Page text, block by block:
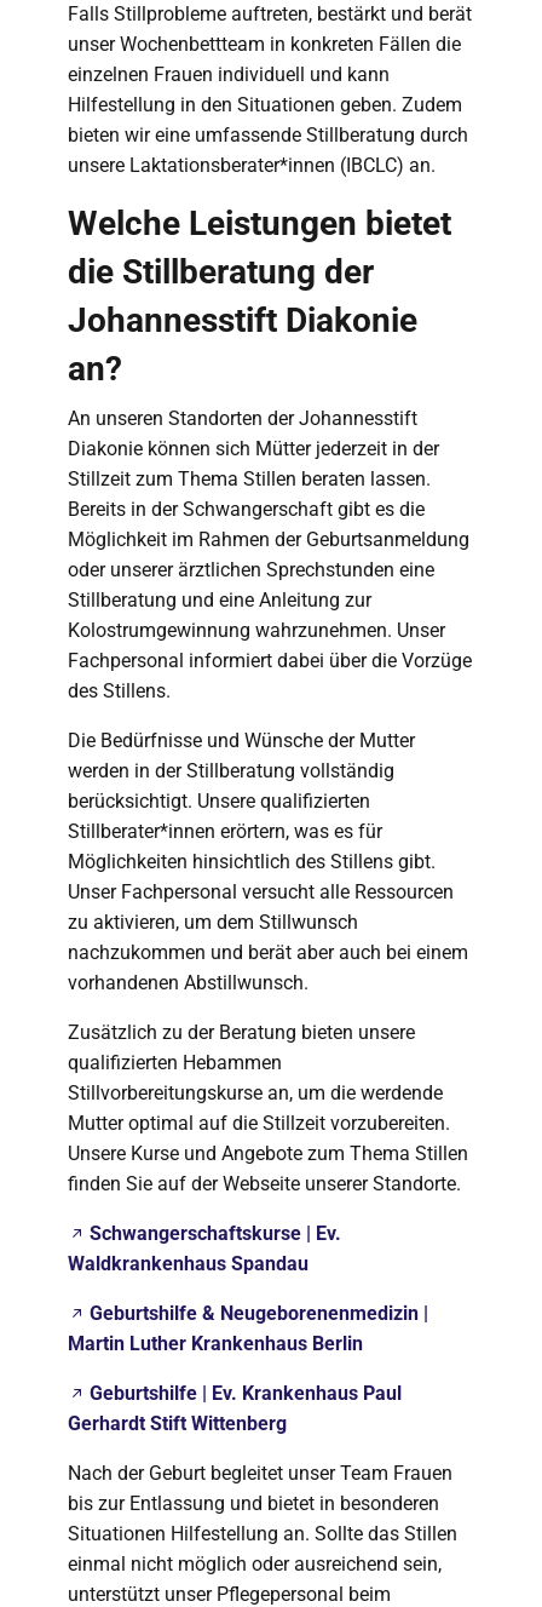
Falls Stillprobleme auftreten, bestärkt und berät
unser Wochenbettteam in konkreten Fällen die
einzelnen Frauen individuell und kann
Hilfestellung in den Situationen geben. Zudem
bieten wir eine umfassende Stillberatung durch
unsere Laktationsberater*innen (IBCLC) an.
Welche Leistungen bietet
die Stillberatung der
Johannesstift Diakonie
an?
An unseren Standorten der Johannesstift
Diakonie können sich Mütter jederzeit in der
Stillzeit zum Thema Stillen beraten lassen.
Bereits in der Schwangerschaft gibt es die
Möglichkeit im Rahmen der Geburtsanmeldung
oder unserer ärztlichen Sprechstunden eine
Stillberatung und eine Anleitung zur
Kolostrumgewinnung wahrzunehmen. Unser
Fachpersonal informiert dabei über die Vorzüge
des Stillens.
Die Bedürfnisse und Wünsche der Mutter
werden in der Stillberatung vollständig
berücksichtigt. Unsere qualifizierten
Stillberater*innen erörtern, was es für
Möglichkeiten hinsichtlich des Stillens gibt.
Unser Fachpersonal versucht alle Ressourcen
zu aktivieren, um dem Stillwunsch
nachzukommen und berät aber auch bei einem
vorhandenen Abstillwunsch.
Zusätzlich zu der Beratung bieten unsere
qualifizierten Hebammen
Stillvorbereitungskurse an, um die werdende
Mutter optimal auf die Stillzeit vorzubereiten.
Unsere Kurse und Angebote zum Thema Stillen
finden Sie auf der Webseite unserer Standorte.
Schwangerschaftskurse | Ev.
Waldkrankenhaus Spandau
Geburtshilfe & Neugeborenenmedizin |
Martin Luther Krankenhaus Berlin
Geburtshilfe | Ev. Krankenhaus Paul
Gerhardt Stift Wittenberg
Nach der Geburt begleitet unser Team Frauen
bis zur Entlassung und bietet in besonderen
Situationen Hilfestellung an. Sollte das Stillen
einmal nicht möglich oder ausreichend sein,
unterstützt unser Pflegepersonal beim